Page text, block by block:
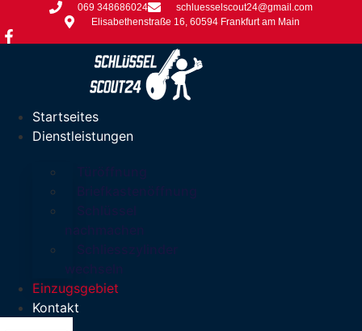
069 348686024
schluesselscout24@gmail.com
Elisabethenstraße 16, 60594 Frankfurt am Main
Startseites
Dienstleistungen
Einzugsgebiet
Kontakt